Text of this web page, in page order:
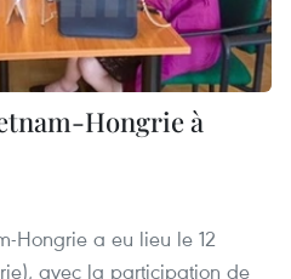
Hongrie à
Hongrie a eu lieu le 12
avec la participation de